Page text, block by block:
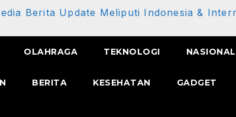
Berita Update Meliputi Indonesia &
OLAHRAGA TEKNOLOGI NASIONAL
BERITA KESEHATAN GADGET